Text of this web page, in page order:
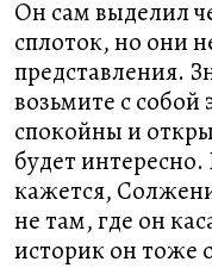
Он сам выделил
сплоток, но они
представления.
возьмите с собой
спокойны и
будет
кажется,
не там, где он
историк он тоже